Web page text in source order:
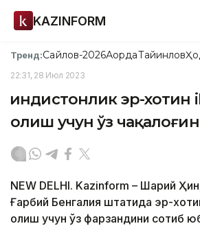
KAZINFORM
Тренд:Сайлов-2026АқордаТайинлов
22:31, 28 Июл 2023
Ҳиндистонлик эр-хотин
олиш учун ўз
NEW DELHI. Kazinform – Шарқий
Ғарбий Бенгалия штатида эр-
олиш учун ўз фарзандини сотиб